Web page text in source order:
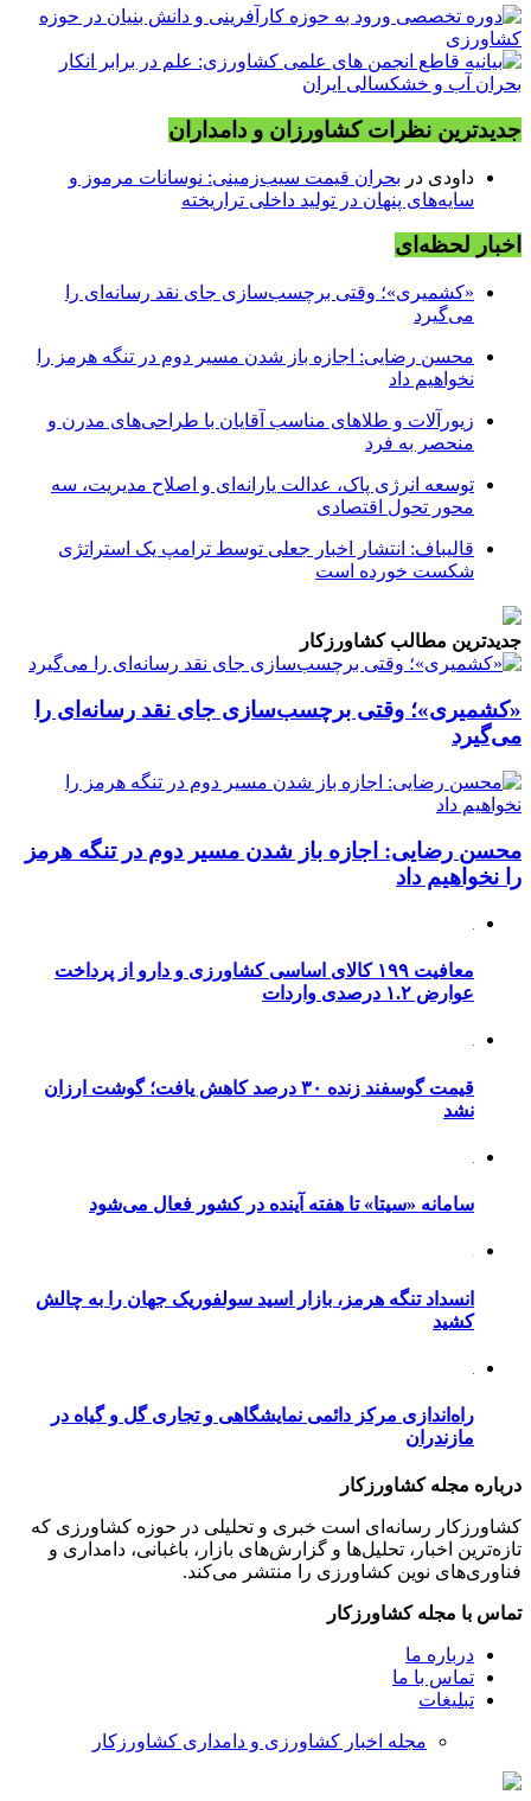
جدیدترین نظرات کشاورزان و دامداران
داودی در بحران قیمت سیب‌زمینی: نوسانات مرموز و
سایه‌های پنهان در تولید داخلی تراریخته
اخبار لحظه‌ای
«کشمیری»؛ وقتی برچسب‌سازی جای نقد رسانه‌ای را
می‌گیرد
محسن رضایی: اجازه باز شدن مسیر دوم در تنگه هرمز را
نخواهیم داد
زیورآلات و طلاهای مناسب آقایان با طراحی‌های مدرن و
منحصر به فرد
توسعه انرژی پاک، عدالت یارانه‌ای و اصلاح مدیریت، سه
محور تحول اقتصادی
قالیباف: انتشار اخبار جعلی توسط ترامپ یک استراتژی
شکست خورده است
جدیدترین مطالب کشاورزکار
«کشمیری»؛ وقتی برچسب‌سازی جای نقد رسانه‌ای را
می‌گیرد
محسن رضایی: اجازه باز شدن مسیر دوم در تنگه هرمز
را نخواهیم داد
معافیت ۱۹۹ کالای اساسی کشاورزی و دارو از پرداخت
عوارض ۱.۲ درصدی واردات
قیمت گوسفند زنده ۳۰ درصد کاهش یافت؛ گوشت ارزان
نشد
سامانه «سیتا» تا هفته آینده در کشور فعال می‌شود
انسداد تنگه هرمز، بازار اسید سولفوریک جهان را به چالش
کشید
راه‌اندازی مرکز دائمی نمایشگاهی و تجاری گل و گیاه در
مازندران
درباره مجله کشاورزکار
کشاورزکار رسانه‌ای است خبری و تحلیلی در حوزه کشاورزی که
تازه‌ترین اخبار، تحلیل‌ها و گزارش‌های بازار، باغبانی، دامداری و
فناوری‌های نوین کشاورزی را منتشر می‌کند.
تماس با مجله کشاورزکار
درباره ما
تماس با ما
تبلیغات
مجله اخبار کشاورزی و دامداری کشاورزکار